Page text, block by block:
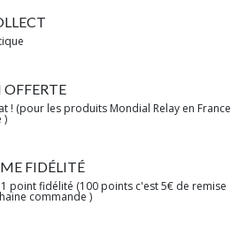
! (pour les produits Mondial Relay en France
)
FIDÉLITÉ
point fidélité (100 points c'est 5€ de remise
commande )